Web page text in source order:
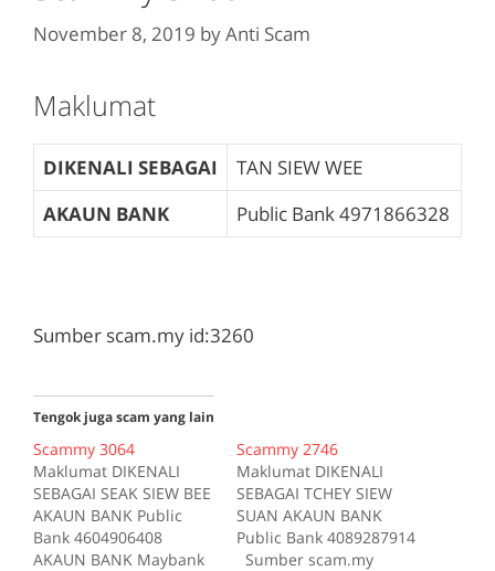
November 8, 2019 byAnti Scam
Maklumat
DIKENALI SEBAGAI
TAN SIEW WEE
AKAUN BANK
Public Bank 4971866328
Sumber scam.my id:3260
Tengok juga scam yang lain
Scammy 3064
Maklumat DIKENALI
SEBAGAI SEAK SIEW BEE
AKAUN BANK Public
Bank 4604906408
AKAUN BANK Maybank
Scammy 2746
Maklumat DIKENALI
SEBAGAI TCHEY SIEW
SUAN AKAUN BANK
Public Bank 4089287914
Sumber scam.my